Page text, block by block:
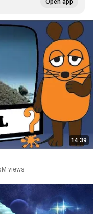
Open app
14:39
views